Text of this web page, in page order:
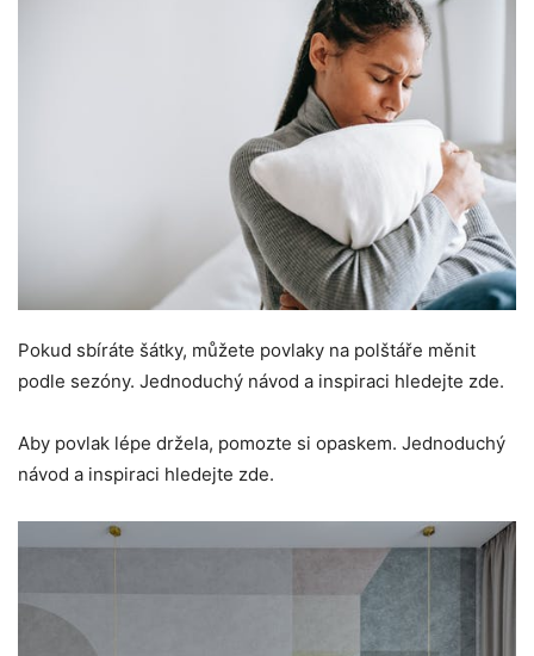
Pokud sbíráte šátky, můžete povlaky na polštáře měnit
podle sezóny. Jednoduchý návod a inspiraci hledejte zde.
Aby povlak lépe držela, pomozte si opaskem. Jednoduchý
návod a inspiraci hledejte zde.